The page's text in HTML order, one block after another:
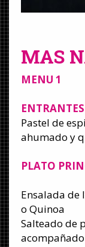
MAS
MENU 1
ENTRANTES
Pastel de
ahumado y
PLATO
Ensalada de
o Quinoa
Salteado de